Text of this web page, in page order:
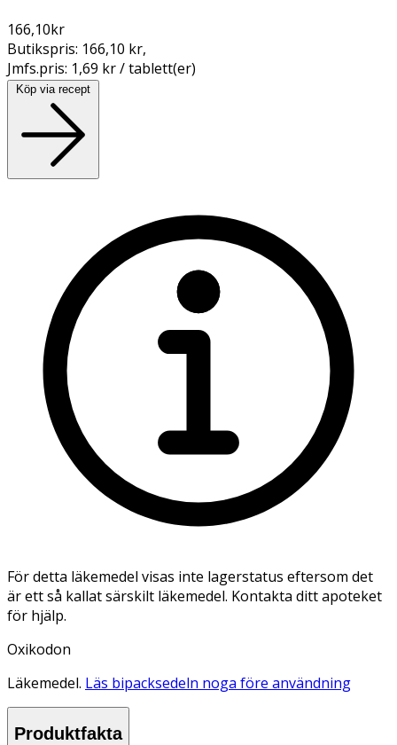
166,10kr
Butikspris: 166,10 kr,
Jmfs.pris: 1,69 kr / tablett(er)
Köp via recept
För detta läkemedel visas inte lagerstatus eftersom det
är ett så kallat särskilt läkemedel. Kontakta ditt apoteket
för hjälp.
Oxikodon
Läkemedel. Läs bipacksedeln noga före användning
Produktfakta